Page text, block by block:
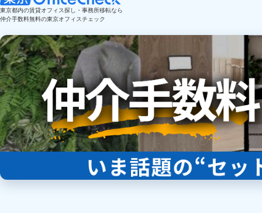
東京都内の賃貸オフィス探し・事務所移転なら
仲介手数料無料の東京オフィスチェック